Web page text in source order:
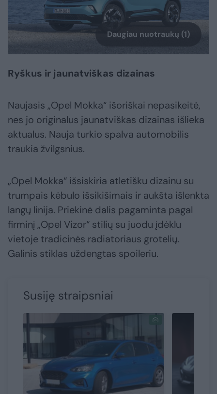
Daugiau nuotraukų (1)
Ryškus ir jaunatviškas dizainas
Naujasis „Opel Mokka“ išoriškai nepasikeitė,
nes jo originalus jaunatviškas dizainas išlieka
aktualus. Nauja turkio spalva automobilis
traukia žvilgsnius.
„Opel Mokka“ išsiskiria atletišku dizainu su
trumpais kėbulo išsikišimais ir aukšta išlenkta
langų linija. Priekinė dalis pagaminta pagal
firminį „Opel Vizor“ stilių su juodu įdėklu
vietoje tradicinės radiatoriaus grotelių.
Galinis stiklas uždengtas spoileriu.
Susiję straipsniai